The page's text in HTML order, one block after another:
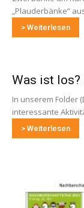
„Plauderbänke“
> Weiterlesen
Was ist los?
In unserem Folder
interessante
> Weiterlesen